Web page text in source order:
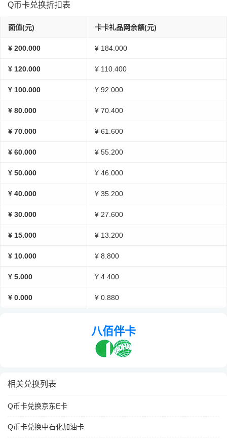
Q币卡兑换折扣表
面值(元) 卡卡礼品网余额(元)
¥ 200.000 ¥ 184.000
¥ 120.000 ¥ 110.400
¥ 100.000 ¥ 92.000
¥ 80.000 ¥ 70.400
¥ 70.000 ¥ 61.600
¥ 60.000 ¥ 55.200
¥ 50.000 ¥ 46.000
¥ 40.000 ¥ 35.200
¥ 30.000 ¥ 27.600
¥ 15.000 ¥ 13.200
¥ 10.000 ¥ 8.800
¥ 5.000 ¥ 4.400
¥ 0.000 ¥ 0.880
八佰伴卡
相关兑换列表
Q币卡兑换京东E卡
Q币卡兑换中石化加油卡